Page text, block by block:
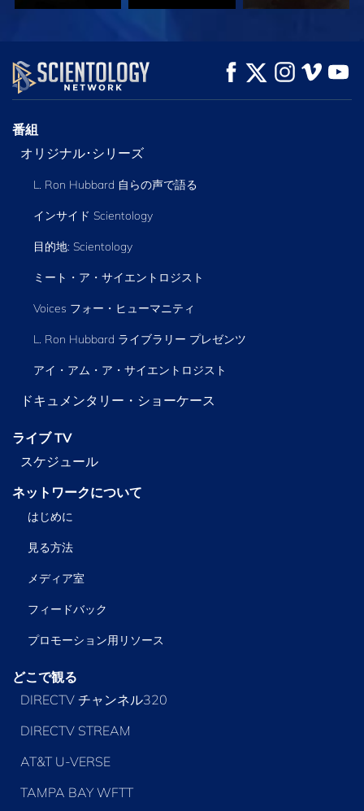
観る シリーズを探求
番組
オリジナル･シリーズ
L. Ron Hubbard 自らの声で語る
インサイド Scientology
目的地: Scientology
ミート・ア・サイエントロジスト
Voices フォー・ヒューマニティ
L. Ron Hubbard ライブラリー プレゼンツ
アイ・アム・ア・サイエントロジスト
ドキュメンタリー・ショーケース
ライブ TV
スケジュール
ネットワークについて
はじめに
見る方法
メディア室
フィードバック
プロモーション用リソース
どこで観る
DIRECTV チャンネル320
DIRECTV STREAM
AT&T U-VERSE
TAMPA BAY WFTT